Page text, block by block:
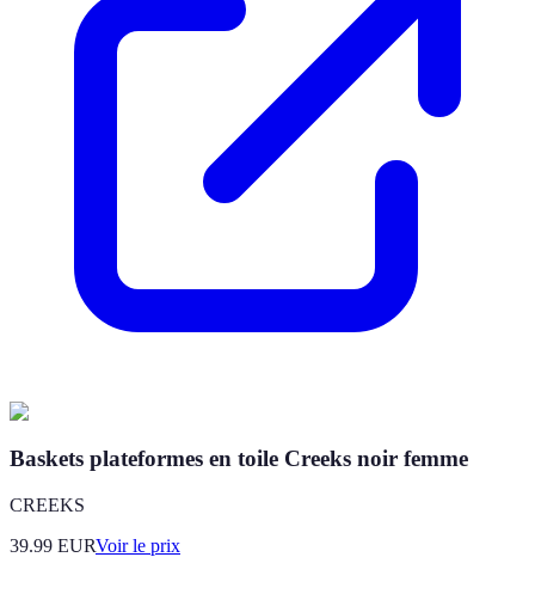
Baskets plateformes en toile Creeks noir femme
CREEKS
39.99 EURVoir le prix